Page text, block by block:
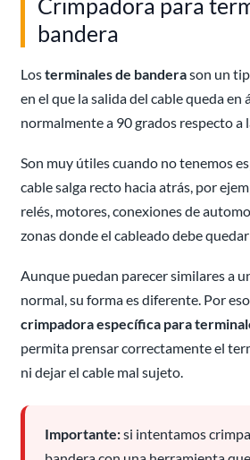
Crimpadora para
bandera
Losterminales de banderason un
en el que la salida del cable queda en
normalmente a 90 grados respecto a
Son muy útiles cuando no tenemos
cable salga recto hacia atrás, por
relés, motores, conexiones de
zonas donde el cableado debe
Aunque puedan parecer similares a
normal, su forma es diferente. Por
crimpadora específica para
permita prensar correctamente el
ni dejar el cable mal sujeto.
Importante:si intentamos